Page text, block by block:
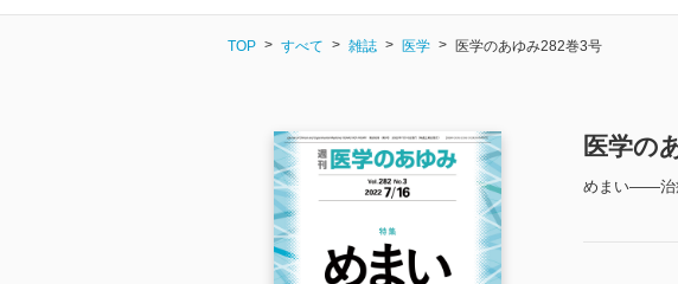
TOP すべて 雑誌 医学 医学のあゆみ282巻3号
医学の
めまい――治